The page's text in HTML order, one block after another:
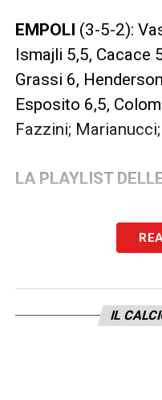
EMPOLI (3-5-2):
Ismajli 5,5, Cacace
Grassi 6,
Esposito 6,5,
Fazzini;
LA PLAYLIST
IL